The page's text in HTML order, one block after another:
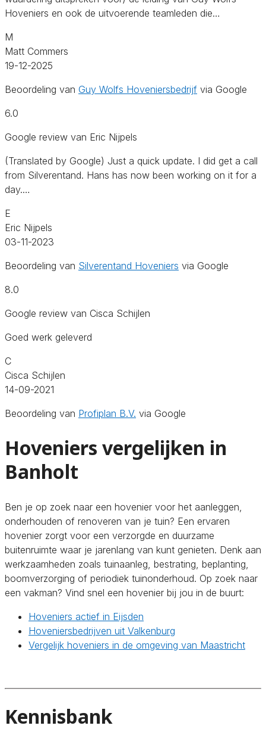
Hoveniers en ook de uitvoerende teamleden die…
M
Matt Commers
19-12-2025
Beoordeling van Guy Wolfs Hoveniersbedrijf via Google
6.0
Google review van Eric Nijpels
(Translated by Google) Just a quick update. I did get a call
from Silverentand. Hans has now been working on it for a
day.…
E
Eric Nijpels
03-11-2023
Beoordeling van Silverentand Hoveniers via Google
8.0
Google review van Cisca Schijlen
Goed werk geleverd
C
Cisca Schijlen
14-09-2021
Beoordeling van Profiplan B.V. via Google
Hoveniers vergelijken in
Banholt
Ben je op zoek naar een hovenier voor het aanleggen,
onderhouden of renoveren van je tuin? Een ervaren
hovenier zorgt voor een verzorgde en duurzame
buitenruimte waar je jarenlang van kunt genieten. Denk aan
werkzaamheden zoals tuinaanleg, bestrating, beplanting,
boomverzorging of periodiek tuinonderhoud. Op zoek naar
een vakman? Vind snel een hovenier bij jou in de buurt:
Hoveniers actief in Eijsden
Hoveniersbedrijven uit Valkenburg
Vergelijk hoveniers in de omgeving van Maastricht
Kennisbank